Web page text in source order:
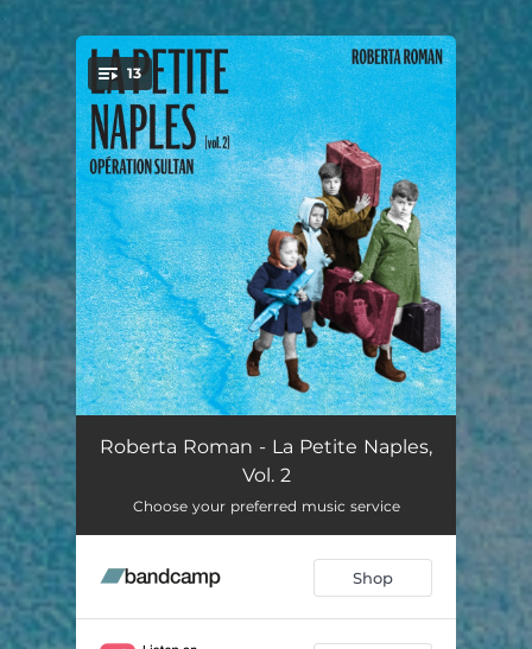
You're all set!
13
Opération Sultan --
Guaglione-Bambino
O Figlio d'o marsigliese --
Guapparia
Roberta Roman - La Petite Naples,
Vol. 2
Choose your preferred music service
Shop